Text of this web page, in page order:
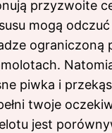
przyzwoite
mogą
ograniczoną
piwka i
twoje
jest